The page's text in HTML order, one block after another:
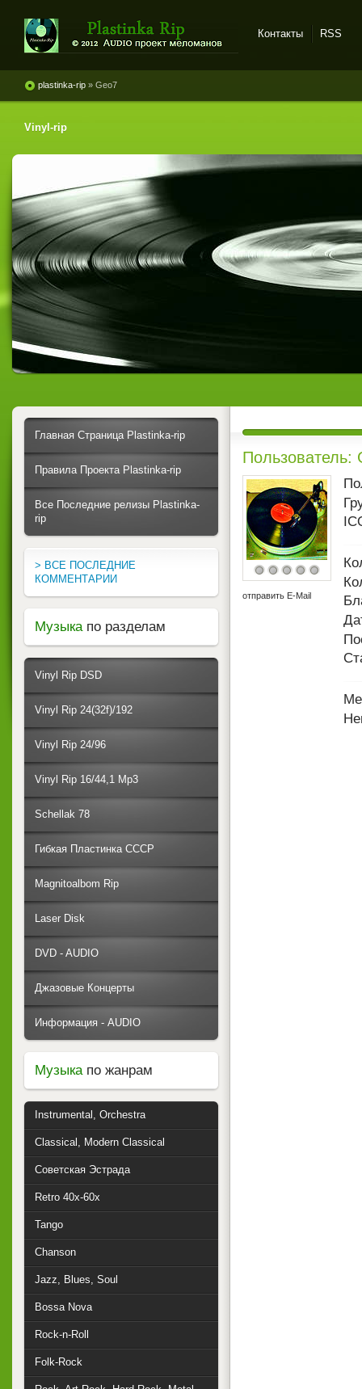
винила и магнитоальбомов
Контакты RSS
plastinka-rip » Geo7
Vinyl-rip
Пользователь:
отправить E-Mail
Главная Страница Plastinka-rip
Правила Проекта Plastinka-rip
Все Последние релизы Plastinka-
rip
> ВСЕ ПОСЛЕДНИЕ
КОММЕНТАРИИ
Музыка по разделам
Vinyl Rip DSD
Vinyl Rip 24(32f)/192
Vinyl Rip 24/96
Vinyl Rip 16/44,1 Mp3
Schellak 78
Гибкая Пластинка СССР
Magnitoalbom Rip
Laser Disk
DVD - AUDIO
Джазовые Концерты
Информация - AUDIO
Музыкапо жанрам
Instrumental, Orchestra
Classical, Modern Classical
Советская Эстрада
Retro 40x-60x
Tango
Chanson
Jazz, Blues, Soul
Bossa Nova
Rock-n-Roll
Folk-Rock